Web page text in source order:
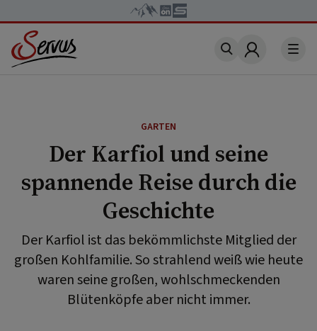
Account
GARTEN
Der Karfiol und seine
spannende Reise durch die
Geschichte
Der Karfiol ist das bekömmlichste Mitglied der
großen Kohlfamilie. So strahlend weiß wie heute
waren seine großen, wohlschmeckenden
Blütenköpfe aber nicht immer.